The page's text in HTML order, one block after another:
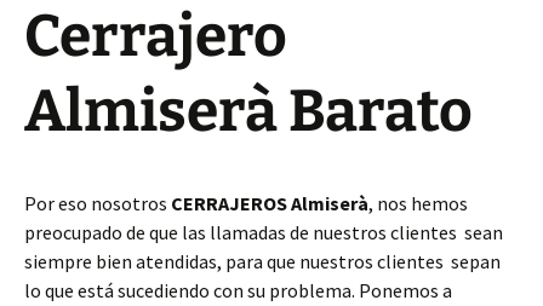
Cerrajero
Almiserà Barato
Por eso nosotros CERRAJEROS Almiserà, nos hemos
preocupado de que las llamadas de nuestros clientes sean
siempre bien atendidas, para que nuestros clientes sepan
lo que está sucediendo con su problema. Ponemos a